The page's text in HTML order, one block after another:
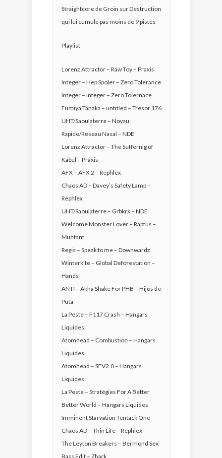
Straightcore de Groin sur Destruction
qui lui cumule pas moins de 9 pistes
Playlist
Lorenz Attractor – Raw Toy – Praxis
Integer – Hep Spoler – Zero Tolerance
Integer – Integer – Zero Tolernace
Fumiya Tanaka – untitled – Tresor 176
UHT/Saoulaterre – Noyau
Rapide/Reseau Nasal – NDE
Lorenz Attractor – The Suffernig of
Kabul – Praxis
AFX – AFX 2 – Rephlex
Chaos AD – Davey’s Safety Lamp –
Rephlex
UHT/Saoulaterre – Grbkrk – NDE
Welcome Monster Lover – Raptus –
Muhtant
Regis – Speak to me – Downwardz
Winterklte – Global Deforestation –
Hands
ANTI – Akha Shake For PHB – Hijos de
Puta
La Peste – F117 Crash – Hangars
Liquides
Atomhead – Combustion – Hangars
Liquides
Atomhead – SFV2.0 – Hangars
Liquides
La Peste – Stratégies For A Better
Better World – Hangars Liquides
Imminent Starvation Tentack One
Chaos AD – Thin Life – Rephlex
The Leyton Breakers – Bermond Sex
Bass Edit – Zhark